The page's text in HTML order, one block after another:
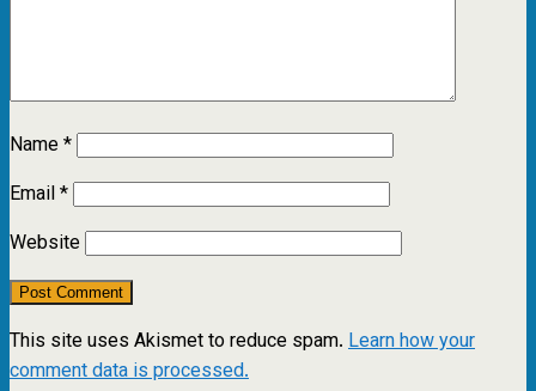
Name*
Email*
Website
This site uses Akismet to reduce spam. Learn how your
comment data is processed.